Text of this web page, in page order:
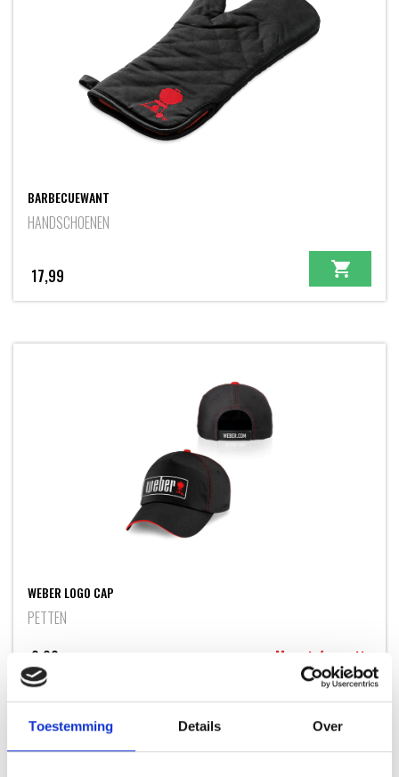
Toestemming Details Over
BARBECUEWANT
HANDSCHOENEN
17,99
WEBER LOGO CAP
PETTEN
9,99
Meer informatie